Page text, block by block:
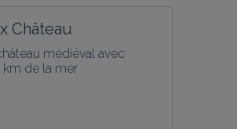
Château
médiéval avec
km de la mer